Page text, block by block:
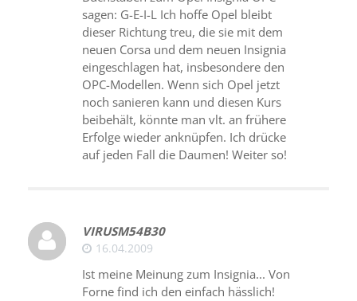
sagen: G-E-I-L Ich hoffe Opel bleibt
dieser Richtung treu, die sie mit dem
neuen Corsa und dem neuen Insignia
eingeschlagen hat, insbesondere den
OPC-Modellen. Wenn sich Opel jetzt
noch sanieren kann und diesen Kurs
beibehält, könnte man vlt. an frühere
Erfolge wieder anknüpfen. Ich drücke
auf jeden Fall die Daumen! Weiter so!
VIRUSM54B30
16.04.2009
Ist meine Meinung zum Insignia... Von
Forne find ich den einfach hässlich!